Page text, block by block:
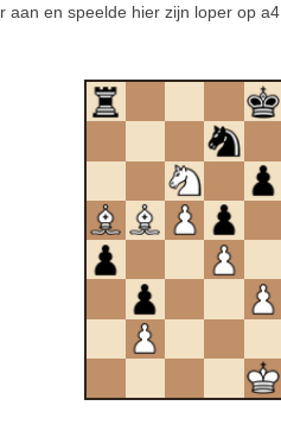
aan en speelde hier zijn loper op a4.